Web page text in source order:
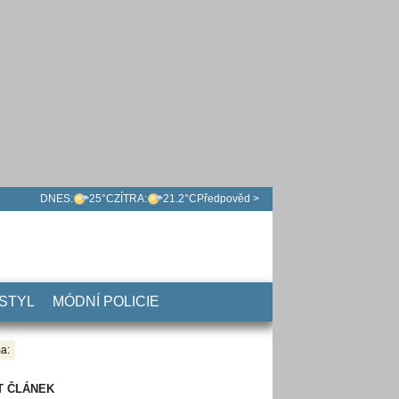
DNES: 25°CZÍTRA: 21.2°C Předpověd >
MÓDNÍ POLICIE
ČLÁNEK